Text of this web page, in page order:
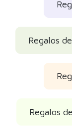
Regalos
Regalos